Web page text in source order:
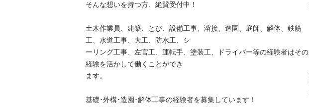
そんな想いを持つ方、絶賛受付中！
土木作業員、建築、とび、設備工事、溶接、造園、庭師、解体、鉄筋
工、水道工事、大工、防水工、シ
ーリング工事、左官工、運転手、塗装工、ドライバー等の経験者はその
経験を活かして働くことができ
ます。
基礎･外構･造園･解体工事の経験者を募集しています！